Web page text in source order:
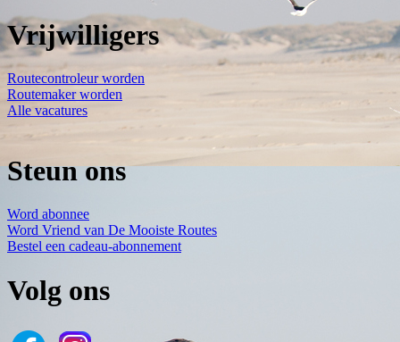
Vrijwilligers
Routecontroleur worden
Routemaker worden
Alle vacatures
Steun ons
Word abonnee
Word Vriend van De Mooiste Routes
Bestel een cadeau-abonnement
Volg ons